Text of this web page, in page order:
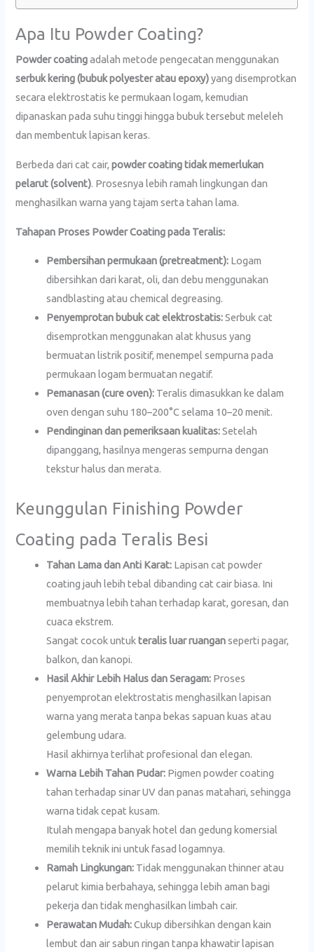
Apa Itu Powder Coating?
Powder coatingadalah metode pengecatan menggunakan
serbuk kering (bubuk polyester atau epoxy)yang disemprotkan
secara elektrostatis ke permukaan logam, kemudian
dipanaskan pada suhu tinggi hingga bubuk tersebut meleleh
dan membentuk lapisan keras.
Berbeda dari cat cair,powder coating tidak memerlukan
pelarut (solvent). Prosesnya lebih ramah lingkungan dan
menghasilkan warna yang tajam serta tahan lama.
Tahapan Proses Powder Coating pada Teralis:
Pembersihan permukaan (pretreatment): Logam
dibersihkan dari karat, oli, dan debu menggunakan
sandblasting atau chemical degreasing.
Penyemprotan bubuk cat elektrostatis:Serbuk cat
disemprotkan menggunakan alat khusus yang
bermuatan listrik positif, menempel sempurna pada
permukaan logam bermuatan negatif.
Pemanasan (cure oven): Teralis dimasukkan ke dalam
oven dengan suhu 180–200°C selama 10–20 menit.
Pendinginan dan pemeriksaan kualitas:Setelah
dipanggang, hasilnya mengeras sempurna dengan
tekstur halus dan merata.
Keunggulan Finishing Powder
Coating pada Teralis Besi
Tahan Lama dan Anti Karat: Lapisan cat powder
coating jauh lebih tebal dibanding cat cair biasa. Ini
membuatnya lebih tahan terhadap karat, goresan, dan
cuaca ekstrem.
Sangat cocok untukteralis luar ruanganseperti pagar,
balkon, dan kanopi.
Hasil Akhir Lebih Halus dan Seragam: Proses
penyemprotan elektrostatis menghasilkan lapisan
warna yang merata tanpa bekas sapuan kuas atau
gelembung udara.
Hasil akhirnya terlihat profesional dan elegan.
Warna Lebih Tahan Pudar: Pigmen powder coating
tahan terhadap sinar UV dan panas matahari, sehingga
warna tidak cepat kusam.
Itulah mengapa banyak hotel dan gedung komersial
memilih teknik ini untuk fasad logamnya.
Ramah Lingkungan: Tidak menggunakan thinner atau
pelarut kimia berbahaya, sehingga lebih aman bagi
pekerja dan tidak menghasilkan limbah cair.
Perawatan Mudah:Cukup dibersihkan dengan kain
lembut dan air sabun ringan tanpa khawatir lapisan